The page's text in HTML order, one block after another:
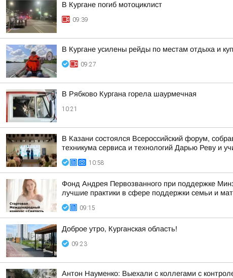
В Кургане погиб мотоциклист
09:39
В Кургане усилены рейды по местам отдыха и
09:27
В Рябково Кургана горела шаурмечная
10:21
В Казани состоялся Всероссийский форум,
техникума сервиса и технологий Дарью Реву и
10:58
Фонд Андрея Первозванного при поддержке
лучшие практики в сфере поддержки семьи и
09:15
Доброе утро, Курганская область!
09:23
Антон Науменко: Выехали с коллегами с